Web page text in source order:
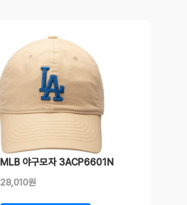
MLB 야구모자 3ACP6601N
28,010원